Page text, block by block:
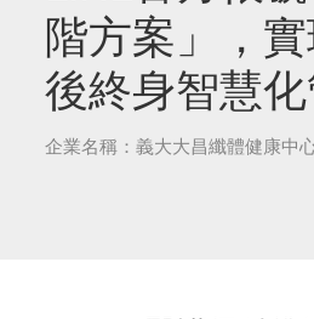
階方案」，
後終身智慧
企業名稱：義大大昌纖體健康中